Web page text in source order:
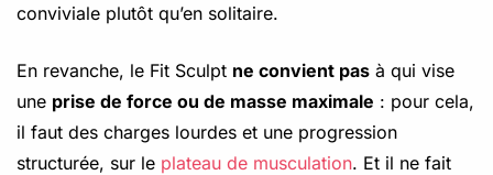
conviviale plutôt qu’en solitaire.
En revanche, le Fit Sculpt ne convient pas à qui vise
une prise de force ou de masse maximale : pour cela,
il faut des charges lourdes et une progression
structurée, sur le plateau de musculation. Et il ne fait